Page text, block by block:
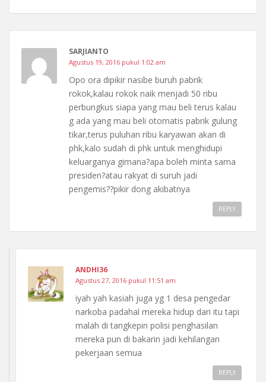
SARJIANTO
Agustus 19, 2016 pukul 1:02 am
Opo ora dipikir nasibe buruh pabrik
rokok,kalau rokok naik menjadi 50 ribu
perbungkus siapa yang mau beli terus kalau
g ada yang mau beli otomatis pabrik gulung
tikar,terus puluhan ribu karyawan akan di
phk,kalo sudah di phk untuk menghidupi
keluarganya gimana?apa boleh minta sama
presiden?atau rakyat di suruh jadi
pengemis??pikir dong akibatnya
REPLY
ANDHI36
Agustus 27, 2016 pukul 11:51 am
iyah yah kasiah juga yg 1 desa pengedar
narkoba padahal mereka hidup dari itu tapi
malah di tangkepin polisi penghasilan
mereka pun di bakarin jadi kehilangan
pekerjaan semua
REPLY